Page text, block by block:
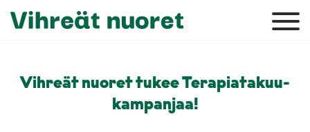
Vihreät nuoret tukee Terapiatakuu-
kampanjaa!